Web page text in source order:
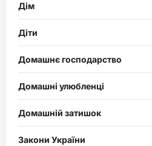
Дім
Діти
Домашнє господарство
Домашні улюбленці
Домашній затишок
Закони України